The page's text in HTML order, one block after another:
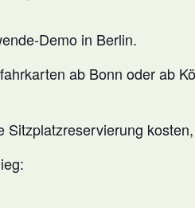
Demo in Berlin.
ab Bonn oder ab